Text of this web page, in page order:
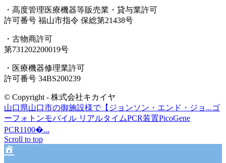
・高度管理医療機器等販売業・貸与業許可
許可番号 福山市指令 保総第21438号
・古物商許可
第731202200019号
・医療機器修理業許可
許可番号 34BS200239
© Copyright - 株式会社キカイヤ
山口県山口市の御施設様で【ジョンソン・エンド・ジョ...ゴ
ーフォトンモバイル リアルタイムPCR装置PicoGene
PCR1100�...
Scroll to top